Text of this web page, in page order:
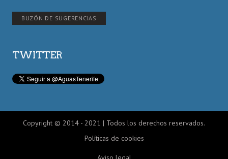
BUZÓN DE SUGERENCIAS
TWITTER
Copyright © 2014 - 2021 | Todos los derechos reservados.
Políticas de cookies